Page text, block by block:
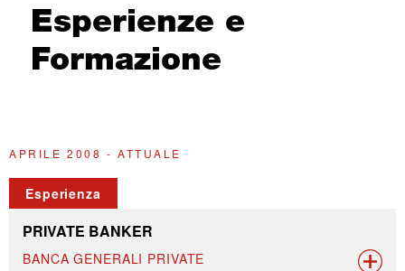
Esperienze e
Formazione
APRILE 2008 - ATTUALE
Esperienza
PRIVATE BANKER
BANCA GENERALI PRIVATE